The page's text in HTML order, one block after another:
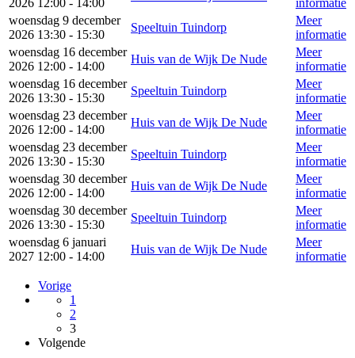
woensdag 9 december
2026 13:30 - 15:30
Speeltuin Tuindorp
Meer
informatie
woensdag 16 december
2026 12:00 - 14:00
Huis van de Wijk De Nude
Meer
informatie
woensdag 16 december
2026 13:30 - 15:30
Speeltuin Tuindorp
Meer
informatie
woensdag 23 december
2026 12:00 - 14:00
Huis van de Wijk De Nude
Meer
informatie
woensdag 23 december
2026 13:30 - 15:30
Speeltuin Tuindorp
Meer
informatie
woensdag 30 december
2026 12:00 - 14:00
Huis van de Wijk De Nude
Meer
informatie
woensdag 30 december
2026 13:30 - 15:30
Speeltuin Tuindorp
Meer
informatie
woensdag 6 januari
2027 12:00 - 14:00
Huis van de Wijk De Nude
Meer
informatie
Vorige
1
2
3
Volgende